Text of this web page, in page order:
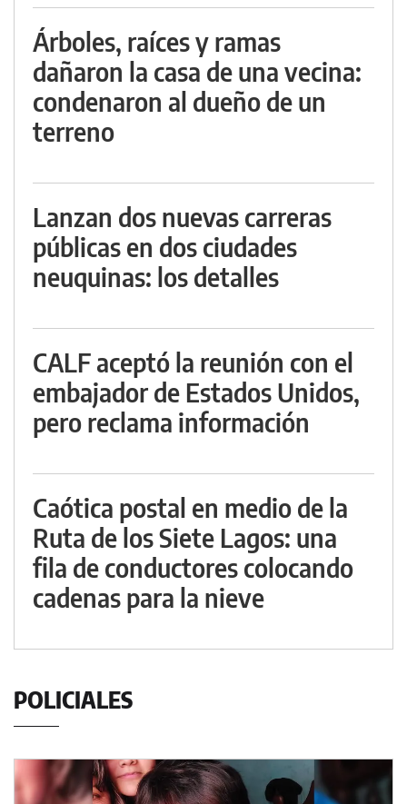
Árboles, raíces y ramas
dañaron la casa de una vecina:
condenaron al dueño de un
terreno
Lanzan dos nuevas carreras
públicas en dos ciudades
neuquinas: los detalles
CALF aceptó la reunión con el
embajador de Estados Unidos,
pero reclama información
Caótica postal en medio de la
Ruta de los Siete Lagos: una
fila de conductores colocando
cadenas para la nieve
POLICIALES